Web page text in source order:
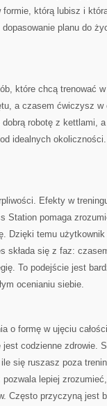
formie, którą lubisz i
planu do
które chcą trenować
a czasem ćwiczysz w
robotę z kettlami,
idealnych
Efekty w
Station pomaga
Dzięki temu
składa się z faz:
To podejście jest
ocenianiu siebie.
o formę w ujęciu
codzienne zdrowie.
się ruszasz poza
lepiej
Często przyczyną jest